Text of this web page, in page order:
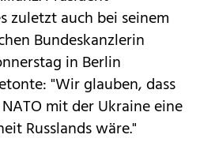
zuletzt auch bei seinem
Bundeskanzlerin
in Berlin
"Wir glauben, dass
mit der Ukraine eine
Russlands wäre."